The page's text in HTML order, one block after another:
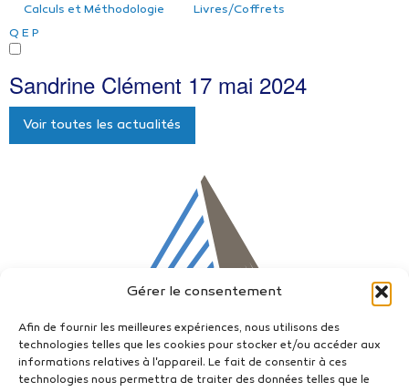
Gérer le consentement
Afin de fournir les meilleures expériences, nous utilisons des
technologies telles que les cookies pour stocker et/ou accéder aux
informations relatives à l'appareil. Le fait de consentir à ces
technologies nous permettra de traiter des données telles que le
Calculs et Méthodologie
Livres/Coffrets
Q E P
Sandrine Clément 17 mai 2024
Voir toutes les actualités